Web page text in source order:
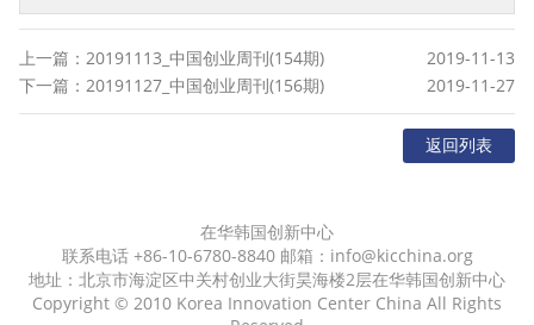
上一篇：20191113_中国创业周刊(154期)
2019-11-13
下一篇：20191127_中国创业周刊(156期)
2019-11-27
返回列表
在华韩国创新中心
联系电话 +86-10-6780-8840 邮箱：info@kicchina.org
地址：北京市海淀区中关村创业大街昊海楼2层在华韩国创新中心
Copyright © 2010 Korea Innovation Center China All Rights